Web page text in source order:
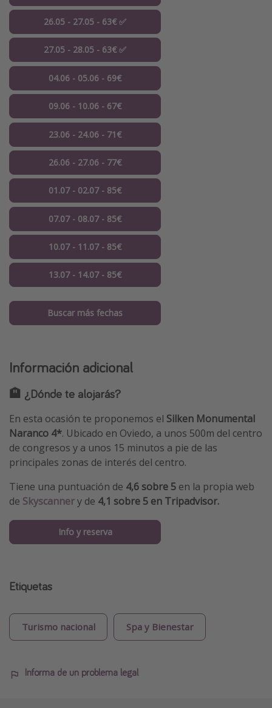
26.05 - 27.05 - 63€ ✅
27.05 - 28.05 - 63€ ✅
04.06 - 05.06 - 69€
09.06 - 10.06 - 67€
23.06 - 24.06 - 71€
26.06 - 27.06 - 77€
01.07 - 02.07 - 85€
07.07 - 08.07 - 85€
10.07 - 11.07 - 85€
13.07 - 14.07 - 85€
Buscar más fechas
Información adicional
🏨 ¿Dónde te alojarás?
En esta ocasión te proponemos el Silken Monumental
Naranco 4*. Ubicado en Oviedo, a unos 500m del centro
de congresos y a unos 15 minutos a pie de las
principales zonas de interés del centro.
Tiene una puntuación de 4,6 sobre 5 en la propia web
de Skyscannery de 4,1 sobre 5 en Tripadvisor.
Info y reserva
Etiquetas
Turismo nacional Spa y Bienestar
Informa de un problema legal